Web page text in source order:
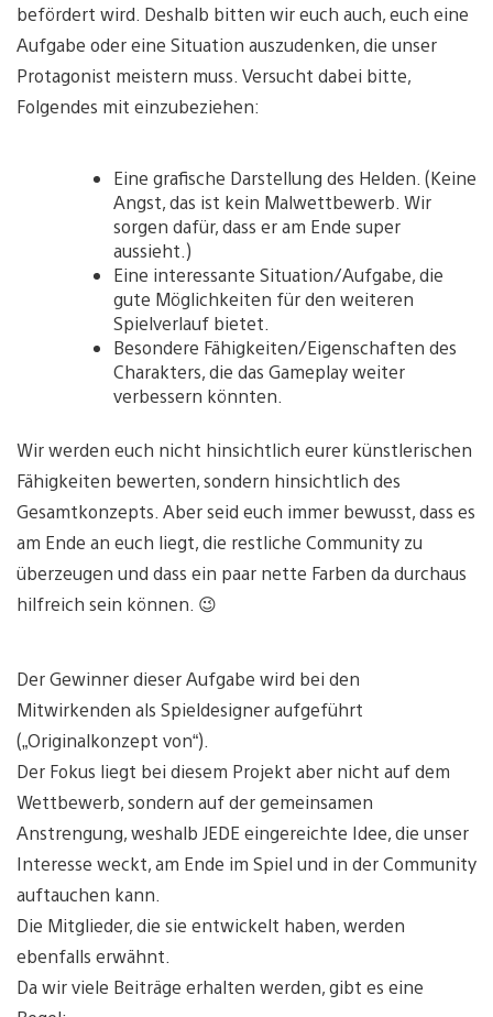
befördert wird. Deshalb bitten wir euch auch, euch eine
Aufgabe oder eine Situation auszudenken, die unser
Protagonist meistern muss. Versucht dabei bitte,
Folgendes mit einzubeziehen:
Eine grafische Darstellung des Helden. (Keine
Angst, das ist kein Malwettbewerb. Wir
sorgen dafür, dass er am Ende super
aussieht.)
Eine interessante Situation/Aufgabe, die
gute Möglichkeiten für den weiteren
Spielverlauf bietet.
Besondere Fähigkeiten/Eigenschaften des
Charakters, die das Gameplay weiter
verbessern könnten.
Wir werden euch nicht hinsichtlich eurer künstlerischen
Fähigkeiten bewerten, sondern hinsichtlich des
Gesamtkonzepts. Aber seid euch immer bewusst, dass es
am Ende an euch liegt, die restliche Community zu
überzeugen und dass ein paar nette Farben da durchaus
hilfreich sein können. 😉
Der Gewinner dieser Aufgabe wird bei den
Mitwirkenden als Spieldesigner aufgeführt
(„Originalkonzept von“).
Der Fokus liegt bei diesem Projekt aber nicht auf dem
Wettbewerb, sondern auf der gemeinsamen
Anstrengung, weshalb JEDE eingereichte Idee, die unser
Interesse weckt, am Ende im Spiel und in der Community
auftauchen kann.
Die Mitglieder, die sie entwickelt haben, werden
ebenfalls erwähnt.
Da wir viele Beiträge erhalten werden, gibt es eine